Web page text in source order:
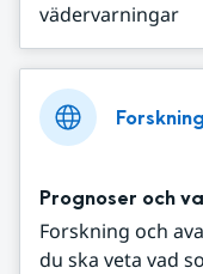
vädervarningar
Prognoser och
Forskning och
du ska veta vad